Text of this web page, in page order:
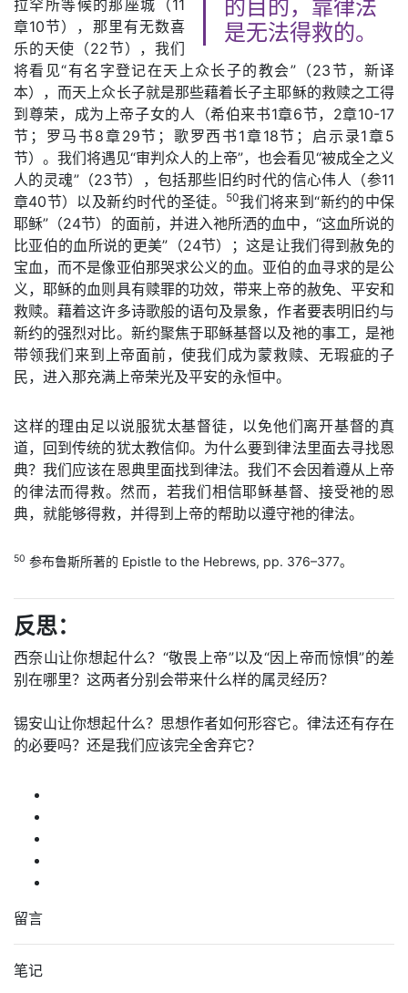
的目的，靠律法
是无法得救的。
拉罕所等候的那座城（11
章10节），那里有无数喜
乐的天使（22节），我们
将看见“有名字登记在天上众长子的教会”（23节，新译
本），而天上众长子就是那些藉着长子主耶稣的救赎之工得
到尊荣，成为上帝子女的人（希伯来书1章6节，2章10-17
节；罗马书8章29节；歌罗西书1章18节；启示录1章5
节）。我们将遇见“审判众人的上帝”，也会看见“被成全之义
人的灵魂”（23节），包括那些旧约时代的信心伟人（参11
章40节）以及新约时代的圣徒。
50我们将来到“新约的中保
耶稣”（24节）的面前，并进入祂所洒的血中，“这血所说的
比亚伯的血所说的更美”（24节）；这是让我们得到赦免的
宝血，而不是像亚伯那哭求公义的血。亚伯的血寻求的是公
义，耶稣的血则具有赎罪的功效，带来上帝的赦免、平安和
救赎。藉着这许多诗歌般的语句及景象，作者要表明旧约与
新约的强烈对比。新约聚焦于耶稣基督以及祂的事工，是祂
带领我们来到上帝面前，使我们成为蒙救赎、无瑕疵的子
民，进入那充满上帝荣光及平安的永恒中。
这样的理由足以说服犹太基督徒，以免他们离开基督的真
道，回到传统的犹太教信仰。为什么要到律法里面去寻找恩
典？我们应该在恩典里面找到律法。我们不会因着遵从上帝
的律法而得救。然而，若我们相信耶稣基督、接受祂的恩
典，就能够得救，并得到上帝的帮助以遵守祂的律法。
50 参布鲁斯所著的 Epistle to the Hebrews, pp. 376–377。
反思：
西奈山让你想起什么？“敬畏上帝”以及“因上帝而惊惧”的差
别在哪里？这两者分别会带来什么样的属灵经历？
锡安山让你想起什么？思想作者如何形容它。律法还有存在
的必要吗？还是我们应该完全舍弃它？
留言
笔记